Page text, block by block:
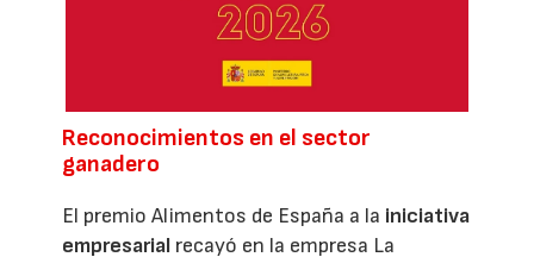
Reconocimientos en el sector
ganadero
El premio Alimentos de España a la iniciativa
empresarial recayó en la empresa La